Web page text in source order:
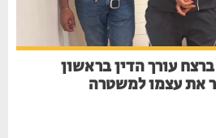
עורך הדין בראשון
את עצמו למשטרה